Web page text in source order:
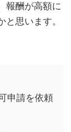
報酬が高額に
思います。
申請を依頼